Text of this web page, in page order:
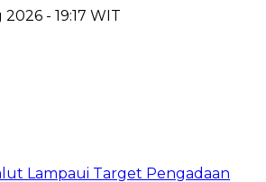
- 19:17 WIT
Lampaui Target Pengadaan